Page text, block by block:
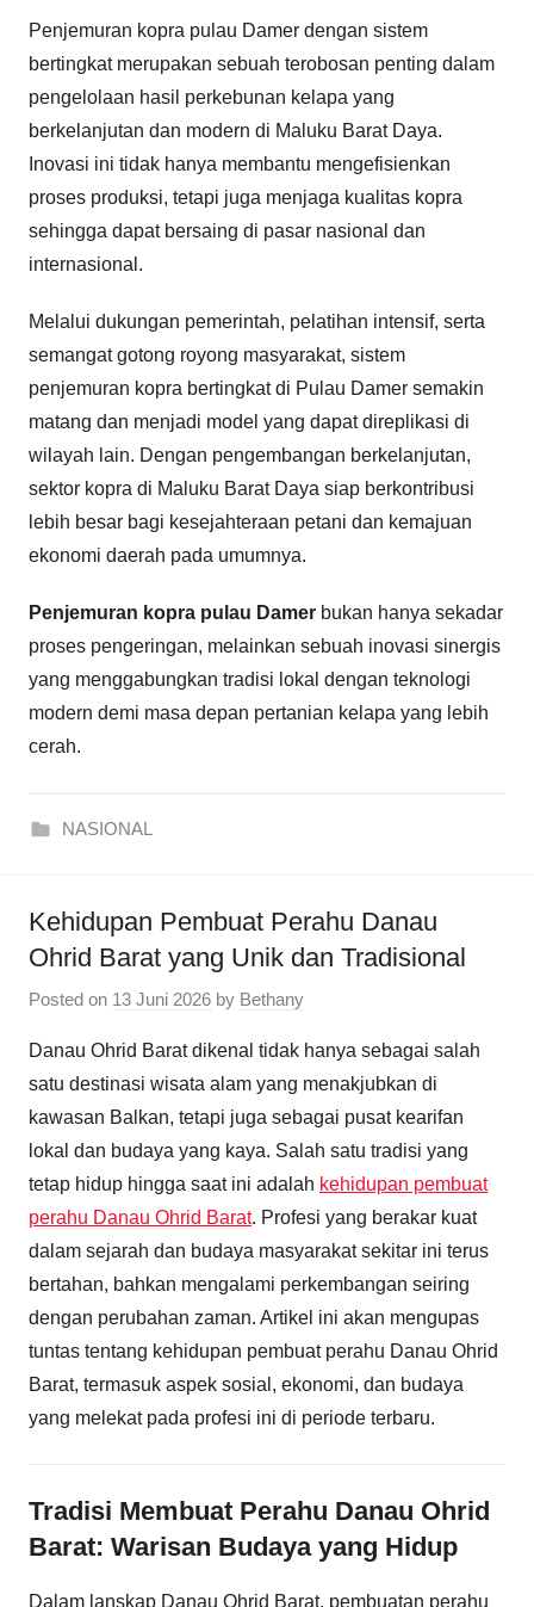
Penjemuran kopra pulau Damer dengan sistem
bertingkat merupakan sebuah terobosan penting dalam
pengelolaan hasil perkebunan kelapa yang
berkelanjutan dan modern di Maluku Barat Daya.
Inovasi ini tidak hanya membantu mengefisienkan
proses produksi, tetapi juga menjaga kualitas kopra
sehingga dapat bersaing di pasar nasional dan
internasional.
Melalui dukungan pemerintah, pelatihan intensif, serta
semangat gotong royong masyarakat, sistem
penjemuran kopra bertingkat di Pulau Damer semakin
matang dan menjadi model yang dapat direplikasi di
wilayah lain. Dengan pengembangan berkelanjutan,
sektor kopra di Maluku Barat Daya siap berkontribusi
lebih besar bagi kesejahteraan petani dan kemajuan
ekonomi daerah pada umumnya.
Penjemuran kopra pulau Damer bukan hanya sekadar
proses pengeringan, melainkan sebuah inovasi sinergis
yang menggabungkan tradisi lokal dengan teknologi
modern demi masa depan pertanian kelapa yang lebih
cerah.
NASIONAL
Kehidupan Pembuat Perahu Danau
Ohrid Barat yang Unik dan Tradisional
Posted on 13 Juni 2026 by Bethany
Danau Ohrid Barat dikenal tidak hanya sebagai salah
satu destinasi wisata alam yang menakjubkan di
kawasan Balkan, tetapi juga sebagai pusat kearifan
lokal dan budaya yang kaya. Salah satu tradisi yang
tetap hidup hingga saat ini adalah kehidupan pembuat
perahu Danau Ohrid Barat. Profesi yang berakar kuat
dalam sejarah dan budaya masyarakat sekitar ini terus
bertahan, bahkan mengalami perkembangan seiring
dengan perubahan zaman. Artikel ini akan mengupas
tuntas tentang kehidupan pembuat perahu Danau Ohrid
Barat, termasuk aspek sosial, ekonomi, dan budaya
yang melekat pada profesi ini di periode terbaru.
Tradisi Membuat Perahu Danau Ohrid
Barat: Warisan Budaya yang Hidup
Dalam lanskap Danau Ohrid Barat, pembuatan perahu